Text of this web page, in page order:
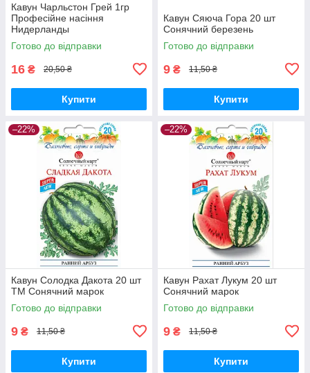
Кавун Чарльстон Грей 1гр
Професійне насіння
Нидерланды
Готово до відправки
16 ₴ 20,50 ₴
Купити
Кавун Сяюча Гора 20 шт
Сонячний березень
Готово до відправки
9 ₴ 11,50 ₴
Купити
–22%
Кавун Солодка Дакота 20 шт
ТМ Сонячний марок
Готово до відправки
9 ₴ 11,50 ₴
Купити
–22%
Кавун Рахат Лукум 20 шт
Сонячний марок
Готово до відправки
9 ₴ 11,50 ₴
Купити